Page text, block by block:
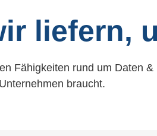
liefern,
Fähigkeiten rund um Daten
braucht.